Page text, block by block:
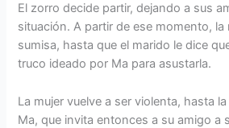
El zorro decide partir, dejando a sus
situación. A partir de ese momento, la
sumisa, hasta que el marido le dice
truco ideado por Ma para asustarla.
La mujer vuelve a ser violenta, hasta
Ma, que invita entonces a su amigo a